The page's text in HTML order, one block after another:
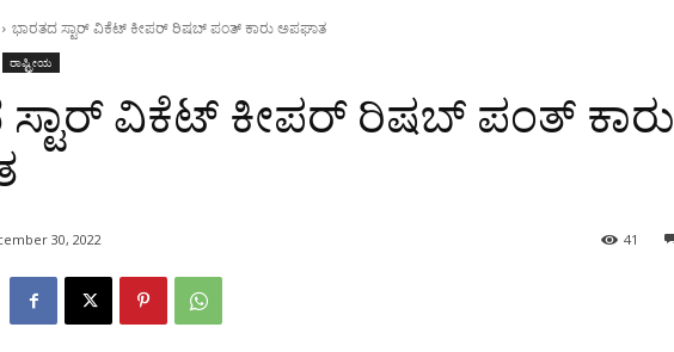
ಭಾರತದ ಸ್ಟಾರ್ ವಿಕೆಟ್ ಕೀಪರ್ ರಿಷಬ್ ಪಂತ್ ಕಾರು ಅಪಘಾತ
ರಾಷ್ಟ್ರೀಯ
ಸ್ಟಾರ್ ವಿಕೆಟ್ ಕೀಪರ್ ರಿಷಬ್ ಪಂತ್ ಕಾರು
30, 2022 41